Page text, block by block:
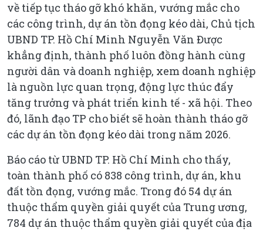
về tiếp tục tháo gỡ khó khăn, vướng mắc cho
các công trình, dự án tồn đọng kéo dài, Chủ tịch
UBND TP. Hồ Chí Minh Nguyễn Văn Được
khẳng định, thành phố luôn đồng hành cùng
người dân và doanh nghiệp, xem doanh nghiệp
là nguồn lực quan trọng, động lực thúc đẩy
tăng trưởng và phát triển kinh tế - xã hội. Theo
đó, lãnh đạo TP cho biết sẽ hoàn thành tháo gỡ
các dự án tồn đọng kéo dài trong năm 2026.
Báo cáo từ UBND TP. Hồ Chí Minh cho thấy,
toàn thành phố có 838 công trình, dự án, khu
đất tồn đọng, vướng mắc. Trong đó 54 dự án
thuộc thẩm quyền giải quyết của Trung ương,
784 dự án thuộc thẩm quyền giải quyết của địa